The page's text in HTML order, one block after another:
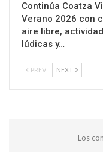
Continúa Coatza
Verano 2026 con
aire libre,
lúdicas y…
PREV NEXT
Los